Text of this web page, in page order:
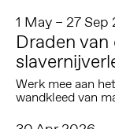
1 May – 27 Sep
Draden
Werk mee aan
wandkleed van